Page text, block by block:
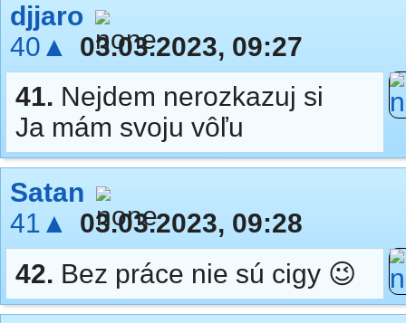
djjaro
40▲
03.03.2023, 09:27
41. Nejdem nerozkazuj si
Ja mám svoju vôľu
Satan
41▲
03.03.2023, 09:28
42. Bez práce nie sú cigy 😉